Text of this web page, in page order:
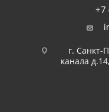
+7
г. Санкт-
канала